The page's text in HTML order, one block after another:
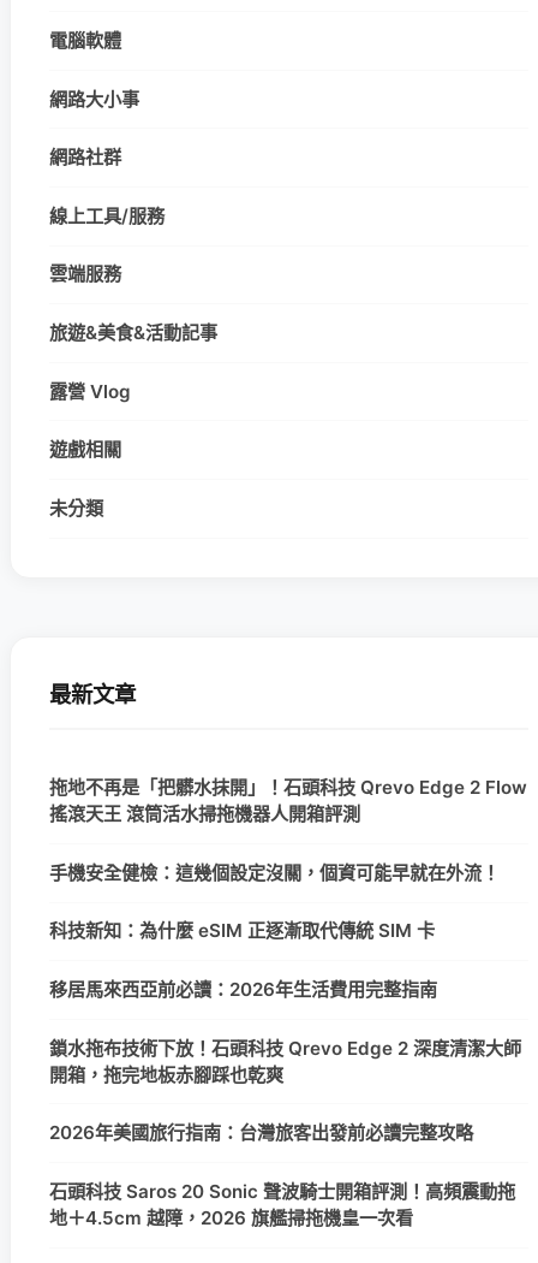
電腦軟體
網路大小事
網路社群
線上工具/服務
雲端服務
旅遊&美食&活動記事
露營 Vlog
遊戲相關
未分類
最新文章
拖地不再是「把髒水抹開」！石頭科技 Qrevo Edge 2 Flow
搖滾天王 滾筒活水掃拖機器人開箱評測
手機安全健檢：這幾個設定沒關，個資可能早就在外流！
科技新知：為什麼 eSIM 正逐漸取代傳統 SIM 卡
移居馬來西亞前必讀：2026年生活費用完整指南
鎖水拖布技術下放！石頭科技 Qrevo Edge 2 深度清潔大師
開箱，拖完地板赤腳踩也乾爽
2026年美國旅行指南：台灣旅客出發前必讀完整攻略
石頭科技 Saros 20 Sonic 聲波騎士開箱評測！高頻震動拖
地＋4.5cm 越障，2026 旗艦掃拖機皇一次看